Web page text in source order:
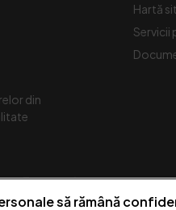
din
Hartă
Servicii
să rămână